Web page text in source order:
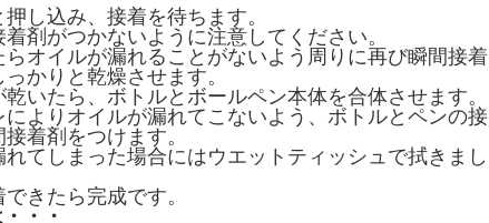
し込み、接着を待ちます。
剤がつかないように注意してください。
らオイルが漏れることがないよう周りに再び瞬間接着
かりと乾燥させます。
いたら、ボトルとボールペン本体を合体させます。
によりオイルが漏れてこないよう、ボトルとペンの接
着剤をつけます。
てしまった場合にはウエットティッシュで拭きまし
きたら完成です。
・・